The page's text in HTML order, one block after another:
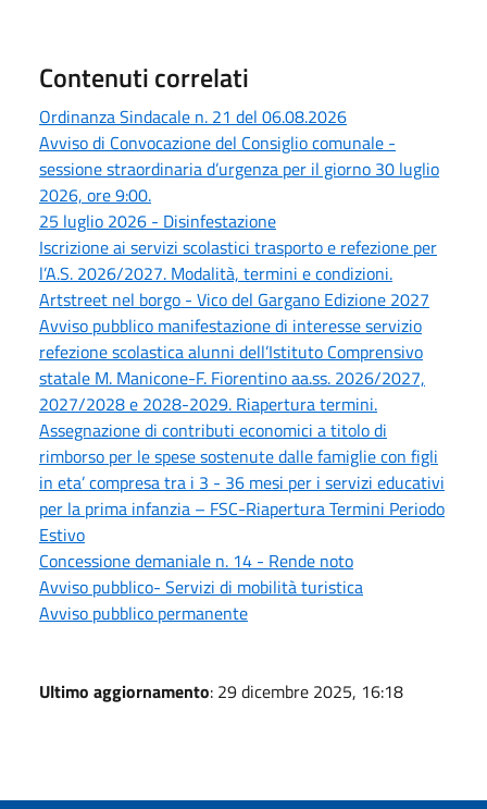
Contenuti correlati
Ordinanza Sindacale n. 21 del 06.08.2026
Avviso di Convocazione del Consiglio comunale -
sessione straordinaria d’urgenza per il giorno 30 luglio
2026, ore 9:00.
25 luglio 2026 - Disinfestazione
Iscrizione ai servizi scolastici trasporto e refezione per
l’A.S. 2026/2027. Modalità, termini e condizioni.
Artstreet nel borgo - Vico del Gargano Edizione 2027
Avviso pubblico manifestazione di interesse servizio
refezione scolastica alunni dell’Istituto Comprensivo
statale M. Manicone-F. Fiorentino aa.ss. 2026/2027,
2027/2028 e 2028-2029. Riapertura termini.
Assegnazione di contributi economici a titolo di
rimborso per le spese sostenute dalle famiglie con figli
in eta’ compresa tra i 3 - 36 mesi per i servizi educativi
per la prima infanzia – FSC-Riapertura Termini Periodo
Estivo
Concessione demaniale n. 14 - Rende noto
Avviso pubblico- Servizi di mobilità turistica
Avviso pubblico permanente
Ultimo aggiornamento: 29 dicembre 2025, 16:18